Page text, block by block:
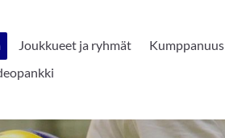
Joukkueet ja ryhmät
Kumppanuus